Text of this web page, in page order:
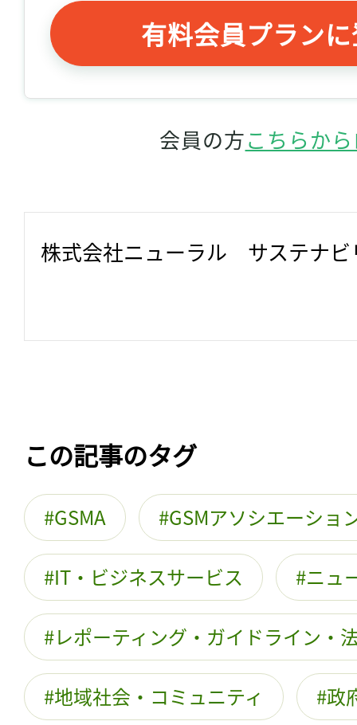
有料会員プラン
会員の方こちらか
株式会社ニューラル　サステナ
この記事のタグ
GSMA GSMアソシエーショ
IT・ビジネスサービス ニュ
レポーティング・ガイドライン・
地域社会・コミュニティ 政